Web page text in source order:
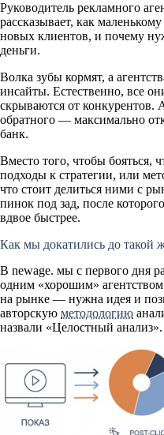
Руководитель рекламного
рассказывает, как
новых клиентов, и почему
деньги.
Волка зубы кормят, а
инсайты. Естественно, все
скрываются от конкурентов.
обратного — максимально
банк.
Вместо того, чтобы бояться,
подходы к стратегии, или
что стоит делиться ними с
пинок под зад, после
вдвое быстрее.
Как мы докатились до такой
В newage. мы с первого дня
одним «хорошим»
на рынке — нужна идея и
авторскую методологию
назвали «Целостный анализ».